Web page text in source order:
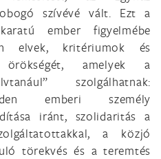
szívévé vált. Ezt a
ember figyelmébe
elvek, kritériumok és
amelyek a
szolgálhatnak:
emberi személy
iránt, szolidaritás a
a közjó
törekvés és a teremtés